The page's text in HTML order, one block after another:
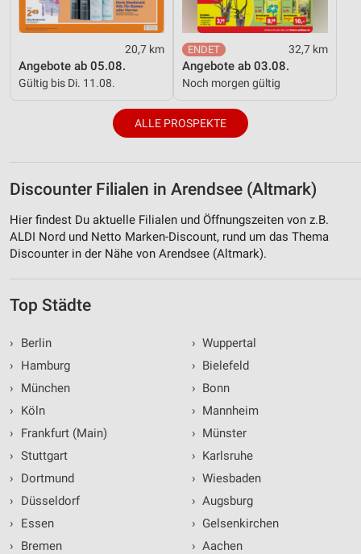
20,7 km
Angebote ab 05.08.
Gültig bis Di. 11.08.
32,7 km
Angebote ab 03.08.
Noch morgen gültig
ALLE PROSPEKTE
Discounter Filialen in Arendsee (Altmark)
Hier findest Du aktuelle Filialen und Öffnungszeiten von z.B.
ALDI Nord und Netto Marken-Discount, rund um das Thema
Discounter in der Nähe von Arendsee (Altmark).
Top Städte
›
Berlin
›
Hamburg
›
München
›
Köln
›
Frankfurt (Main)
› Stuttgart
›
Dortmund
›
Düsseldorf
›
Essen
›
Bremen
› Wuppertal
› Bielefeld
› Bonn
› Mannheim
› Münster
› Karlsruhe
› Wiesbaden
› Augsburg
› Gelsenkirchen
› Aachen